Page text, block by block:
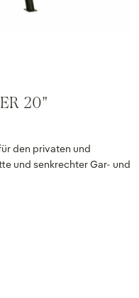
20"
den privaten und
und senkrechter Gar- und